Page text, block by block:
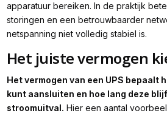
apparatuur bereiken. In de praktijk
storingen en een betrouwbaarder
netspanning niet volledig stabiel is.
Het juiste vermogen
Het vermogen van een UPS bepaalt
kunt aansluiten en hoe lang deze
stroomuitval. Hier een aantal